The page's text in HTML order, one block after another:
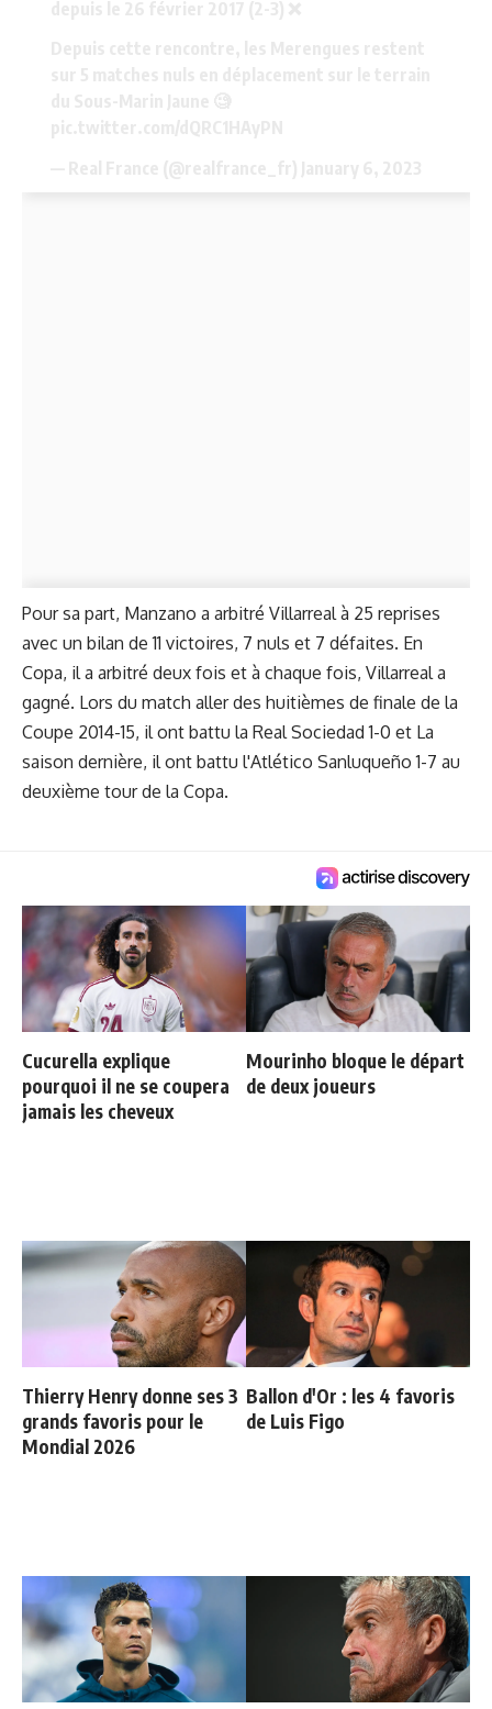
Pour sa part, Manzano a arbitré Villarreal à 25 reprises
avec un bilan de 11 victoires, 7 nuls et 7 défaites. En
Copa, il a arbitré deux fois et à chaque fois, Villarreal a
gagné. Lors du match aller des huitièmes de finale de la
Coupe 2014-15, il ont battu la Real Sociedad 1-0 et La
saison dernière, il ont battu l'Atlético Sanluqueño 1-7 au
deuxième tour de la Copa.
Cucurella explique
pourquoi il ne se coupera
jamais les cheveux
Mourinho bloque le départ
de deux joueurs
Thierry Henry donne ses 3
grands favoris pour le
Mondial 2026
Ballon d'Or : les 4 favoris
de Luis Figo